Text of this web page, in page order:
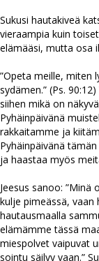
Sukusi hautakiveä
vieraampia kuin
elämääsi, mutta osa
”Opeta meille, miten
sydämen.” (Ps.
siihen mikä on
Pyhäinpäivänä
rakkaitamme ja
Pyhäinpäivänä
ja haastaa myös
Jeesus sanoo: ”Minä
kulje pimeässä, vaan
hautausmaalla
elämämme tässä
miespolvet vaipuvat
sointu säilyy vaan.”